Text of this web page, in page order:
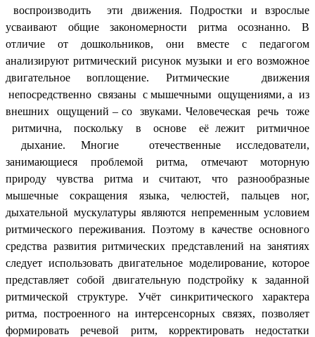
воспроизводить эти движения. Подростки и взрослые
усваивают общие закономерности ритма осознанно. В
отличие от дошкольников, они вместе с педагогом
анализируют ритмический рисунок музыки и его возможное
двигательное воплощение. Ритмические движения
непосредственно связаны с мышечными ощущениями, а из
внешних ощущений – со звуками. Человеческая речь тоже
ритмична, поскольку в основе её лежит ритмичное
дыхание. Многие отечественные исследователи,
занимающиеся проблемой ритма, отмечают моторную
природу чувства ритма и считают, что разнообразные
мышечные сокращения языка, челюстей, пальцев ног,
дыхательной мускулатуры являются непременным условием
ритмического переживания. Поэтому в качестве основного
средства развития ритмических представлений на занятиях
следует использовать двигательное моделирование, которое
представляет собой двигательную подстройку к заданной
ритмической структуре. Учёт синкритического характера
ритма, построенного на интерсенсорных связях, позволяет
формировать речевой ритм, корректировать недостатки